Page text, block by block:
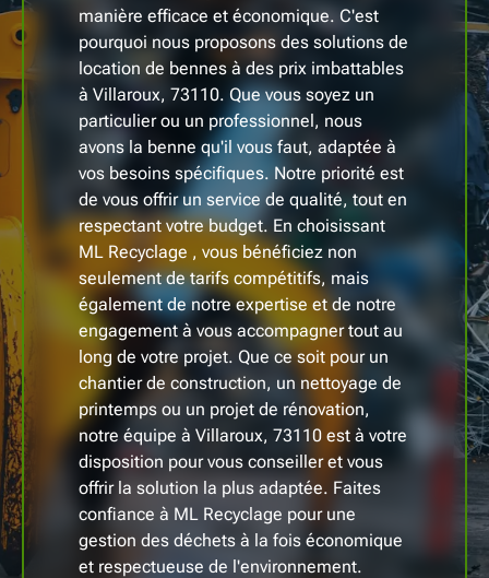
manière efficace et économique. C'est
pourquoi nous proposons des solutions de
location de bennes à des prix imbattables
à Villaroux, 73110. Que vous soyez un
particulier ou un professionnel, nous
avons la benne qu'il vous faut, adaptée à
vos besoins spécifiques. Notre priorité est
de vous offrir un service de qualité, tout en
respectant votre budget. En choisissant
ML Recyclage , vous bénéficiez non
seulement de tarifs compétitifs, mais
également de notre expertise et de notre
engagement à vous accompagner tout au
long de votre projet. Que ce soit pour un
chantier de construction, un nettoyage de
printemps ou un projet de rénovation,
notre équipe à Villaroux, 73110 est à votre
disposition pour vous conseiller et vous
offrir la solution la plus adaptée. Faites
confiance à ML Recyclage pour une
gestion des déchets à la fois économique
et respectueuse de l'environnement.